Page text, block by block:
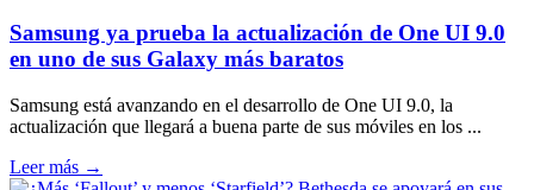
Samsung ya prueba la actualización de One UI 9.0
en uno de sus Galaxy más baratos
Samsung está avanzando en el desarrollo de One UI 9.0, la
actualización que llegará a buena parte de sus móviles en los ...
Leer más →